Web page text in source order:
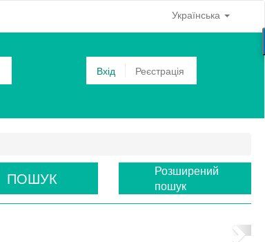
Українська
Вхід Реєстрація
ПОШУК
Розширений
пошук